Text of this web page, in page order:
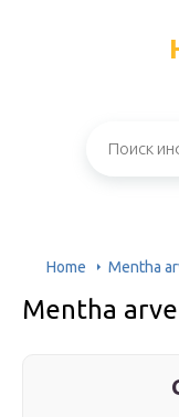
Home Mentha
Mentha